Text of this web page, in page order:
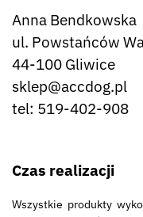
Anna Bendkowska
ul. Powstańców
44-100 Gliwice
sklep@accdog.pl
tel: 519-402-908
Czas realizacji
Wszystkie produkty